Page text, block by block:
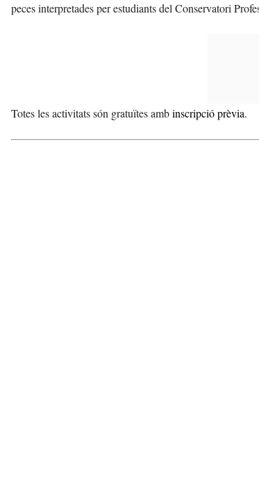
peces interpretades per estudiants del Conservatori
Totes les activitats són gratuïtes ambinscripció prèvia.